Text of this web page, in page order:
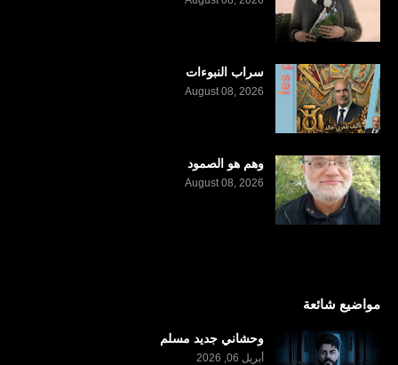
سراب النبوءات
August 08, 2026
وهم هو الصمود
August 08, 2026
مواضيع شائعة
وحشاني جديد مسلم
أبريل 06, 2026